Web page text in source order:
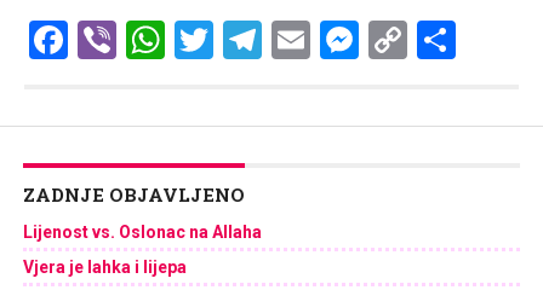
Facebook
ViberWhatsApp
Twitter
Telegram
EmailCopy
ZADNJE OBJAVLJENO
Lijenost vs. Oslonac na Allaha
Vjera je lahka i lijepa